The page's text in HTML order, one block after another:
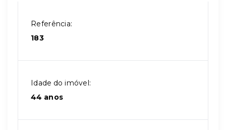
Referência:
183
Idade do imóvel:
44 anos